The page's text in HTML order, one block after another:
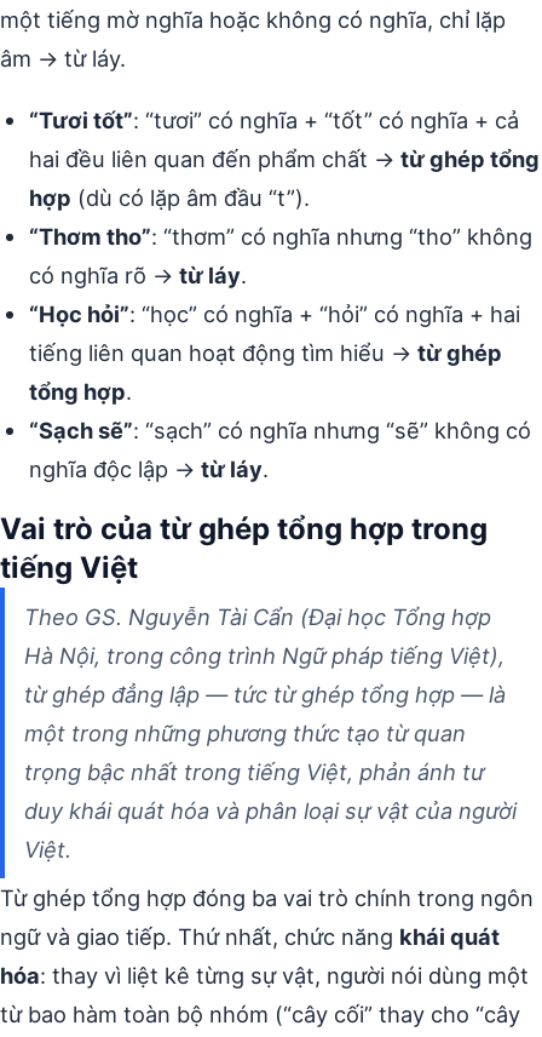
một tiếng mờ nghĩa hoặc không có nghĩa, chỉ lặp
âm → từ láy.
“Tươi tốt”: “tươi” có nghĩa + “tốt” có nghĩa + cả
hai đều liên quan đến phẩm chất → từ ghép tổng
hợp (dù có lặp âm đầu “t”).
“Thơm tho”: “thơm” có nghĩa nhưng “tho” không
có nghĩa rõ → từ láy.
“Học hỏi”: “học” có nghĩa + “hỏi” có nghĩa + hai
tiếng liên quan hoạt động tìm hiểu → từ ghép
tổng hợp.
“Sạch sẽ”: “sạch” có nghĩa nhưng “sẽ” không có
nghĩa độc lập → từ láy.
Vai trò của từ ghép tổng hợp trong
tiếng Việt
Theo GS. Nguyễn Tài Cẩn (Đại học Tổng hợp
Hà Nội, trong công trình Ngữ pháp tiếng Việt),
từ ghép đẳng lập — tức từ ghép tổng hợp — là
một trong những phương thức tạo từ quan
trọng bậc nhất trong tiếng Việt, phản ánh tư
duy khái quát hóa và phân loại sự vật của người
Việt.
Từ ghép tổng hợp đóng ba vai trò chính trong ngôn
ngữ và giao tiếp. Thứ nhất, chức năng khái quát
hóa: thay vì liệt kê từng sự vật, người nói dùng một
từ bao hàm toàn bộ nhóm (“cây cối” thay cho “cây